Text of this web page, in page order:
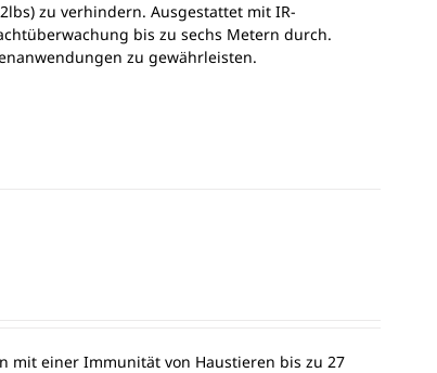
zu verhindern. Ausgestattet mit IR-
bis zu sechs Metern durch.
zu gewährleisten.
mit einer Immunität von Haustieren bis zu 27